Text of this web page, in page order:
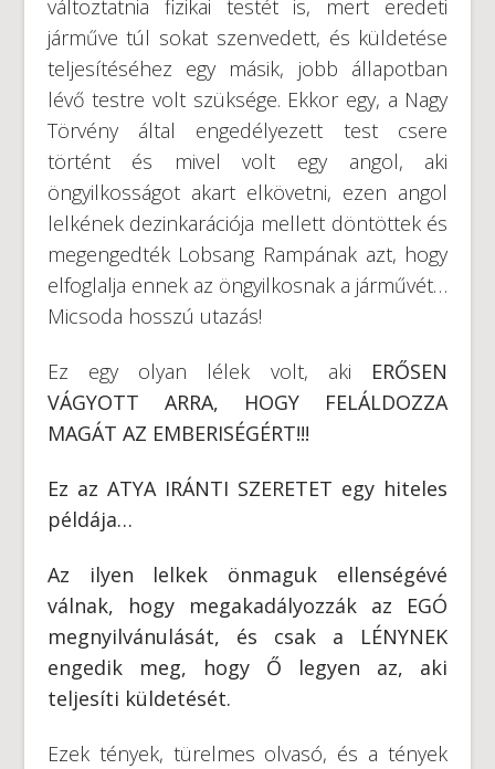
változtatnia fizikai testét is, mert eredeti
járműve túl sokat szenvedett, és küldetése
teljesítéséhez egy másik, jobb állapotban
lévő testre volt szüksége. Ekkor egy, a Nagy
Törvény által engedélyezett test csere
történt és mivel volt egy angol, aki
öngyilkosságot akart elkövetni, ezen angol
lelkének dezinkarációja mellett döntöttek és
megengedték Lobsang Rampának azt, hogy
elfoglalja ennek az öngyilkosnak a járművét…
Micsoda hosszú utazás!
Ez egy olyan lélek volt, aki ERŐSEN
VÁGYOTT ARRA, HOGY FELÁLDOZZA
MAGÁT AZ EMBERISÉGÉRT!!!
Ez az ATYA IRÁNTI SZERETET egy hiteles
példája…
Az ilyen lelkek önmaguk ellenségévé
válnak, hogy megakadályozzák az EGÓ
megnyilvánulását, és csak a LÉNYNEK
engedik meg, hogy Ő legyen az, aki
teljesíti küldetését.
Ezek tények, türelmes olvasó, és a tények